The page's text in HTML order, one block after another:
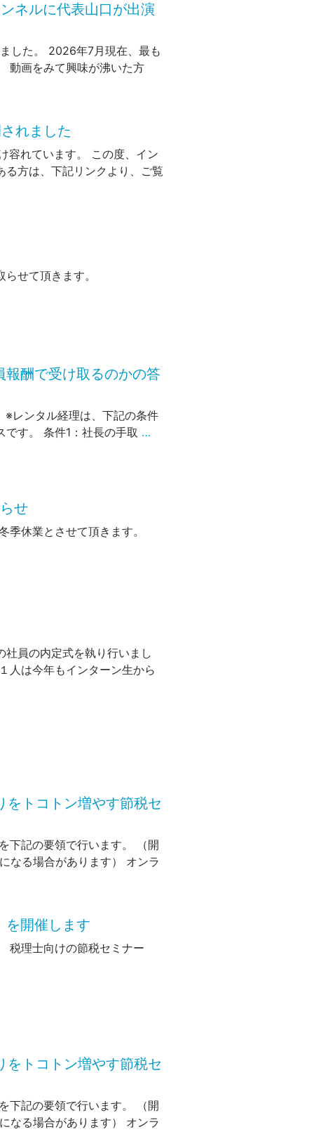
ネルに代表山口が出演
した。 2026年7月現在、最も
動画をみて興味が沸いた方
れました
容れています。 この度、イン
方は、下記リンクより、ご覧
らせて頂きます。
酬で受け取るのかの答
ンタル経理は、下記の条件
す。 条件1：社長の手取 …
せ
休業とさせて頂きます。
員の内定式を執り行いまし
人は今年もインターン生から
トコトン増やす節税セ
下記の要領で行います。 （開
なる場合があります） オンラ
を開催します
税理士向けの節税セミナー
トコトン増やす節税セ
下記の要領で行います。 （開
なる場合があります） オンラ